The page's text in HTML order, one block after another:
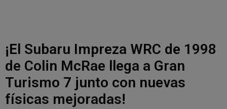
¡El Subaru Impreza WRC de 1998
de Colin McRae llega a Gran
Turismo 7 junto con nuevas
físicas mejoradas!